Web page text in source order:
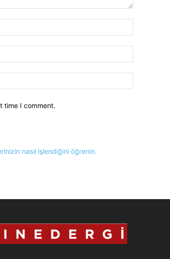
time I comment.
nasıl işlendiğini öğrenin.